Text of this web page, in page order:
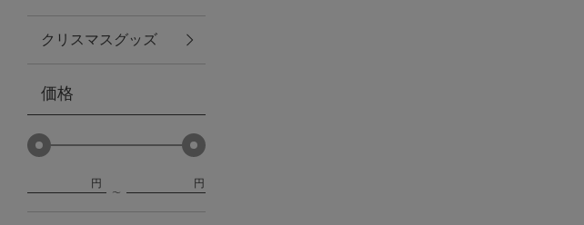
防災グッズ・非常食
クリスマスグッズ
価格
円 円